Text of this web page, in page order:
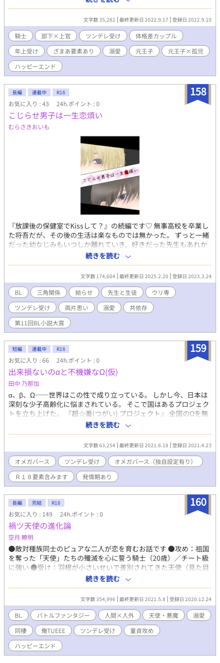
９月１２日改題しました。
文字数 35,282 最終更新日 2022.9.17 登録日 2022.9.10
騎士 部下×上官 ツンデレ受け
体格差カップル
年上受け
ざまあ要素あり 溺愛 元王子
元王子×孤児
ハッピーエンド
158
長編 連載中 R18
お気に入り : 43 24h.ポイント : 0
こじらせ男子は一生恋煩い
むらさきおいも
『放課後の保健室でKissして？』の続編です♡ 無事高校を卒業し
た将吾だが、その後の生活は楽なものでは無かった。 ずっと一緒
だった幼なじみもいつしか離れていき、好きだった先生もあれか
らどうしたのか、どこで何をしてるのかも分からない。 頼れる人
がいない将吾は、とにかく生活していくことに必死だった。 そん
な時、バイト先の変わった男の子に声をかけられある事を知られ
てしまう。 隠していた訳では無いけど知られて良いことなんて一
つもない。 だが、将吾はこれをいい事にあることを思いつき、こ
の事をきっかけに二人の関係が動いていく。 そして彼に心を許し
始めた頃… 心が揺らぐ出会いがまた訪れる。
続きを読む
文字数 174,604 最終更新日 2025.2.20 登録日 2023.3.24
BL 三角関係 拗らせ 先生と生徒
ウリ専
ツンデレ受け
両片思い 溺愛
共依存
第11回BL小説大賞
159
短編 連載中 R18
お気に入り : 66 24h.ポイント : 0
出来損ないのα‬と不機嫌なΩ(仮)
田中 乃那加
‪α‬、β、Ω――世界はこの性で成り立っている。 しかし今、日本は
深刻な少子高齢化に悩まされている。 そこで国はあるプロジェク
トを立ち上げた。 『超☆番(つがい) プロジェクト』 全国のΩを無
作為で選び、遺伝子検査の結果で相性の良い‪α‬と無理矢理結ばせる
――という。 人権無視な、思い切った政策。 Ωの片桐 陸斗(か
たぎり りくと)は‪α‬の男が大嫌いだ。 そして自らの性も激しく嫌悪
していた。 そんな中、現れたのが自称『運命の番』‪α、大嶌 太郎
(おおしま たろう) しかも彼は、稀に見る『出来損ない』で……。
ワンコ系の天然？ ×過去あり(？)のツンツン の理不尽系BL ※タイ
トルが(仮)なのは、変更する可能性を示唆しております ご承知を
続きを読む
文字数 63,254 最終更新日 2021.6.18 登録日 2021.4.23
オメガバース ツンデレ受け
オメガバース（独自設定有り）
Ｒ１８要素含みます
発情期あり
160
長編 完結 R18
お気に入り : 149 24h.ポイント : 0
禍ツ天使の進化論
空月 瞭明
●敵対種族同士のピュアな二人が恋を育むお話です ●攻め：祖国
を奪った「天使」たちの殲滅を心に誓う騎士（20歳）／チート級
に強い ●受け：羽根が小さいせいで差別されてきた天使（見た目
18歳くらい）／不憫、ツンデレ、一人称は僕、美青年。 ●作中、
色々と謎・伏線を出して風呂敷を広げまくりますが、ちゃんとた
たみます！ 突如人類の前に現れた羽の生えた種族「天使」は、
人々を無差別に虐殺し、一つの王国を制圧した。 王国の遺民で
あるアレスは、唯一彼らの攻撃でも死ななかった最強の騎士。
アレスは天使を殲滅し、王国を奪還することを心に誓う。 アレ
スは任務中に、天使の青年レリエルに出会う。 レリエルは「矮
小羽」の奇形のため差別されて生きてきた孤独な青年だった。
敵対種族同士の二人は成り行きで行動を共にすることとなり…。
続きを読む
文字数 354,996 最終更新日 2021.5.8 登録日 2020.12.24
BL バトルファンタジー 人間×人外 天使・悪魔
溺愛
同棲
俺TUEEE ツンデレ受け
童貞攻め
ハッピーエンド